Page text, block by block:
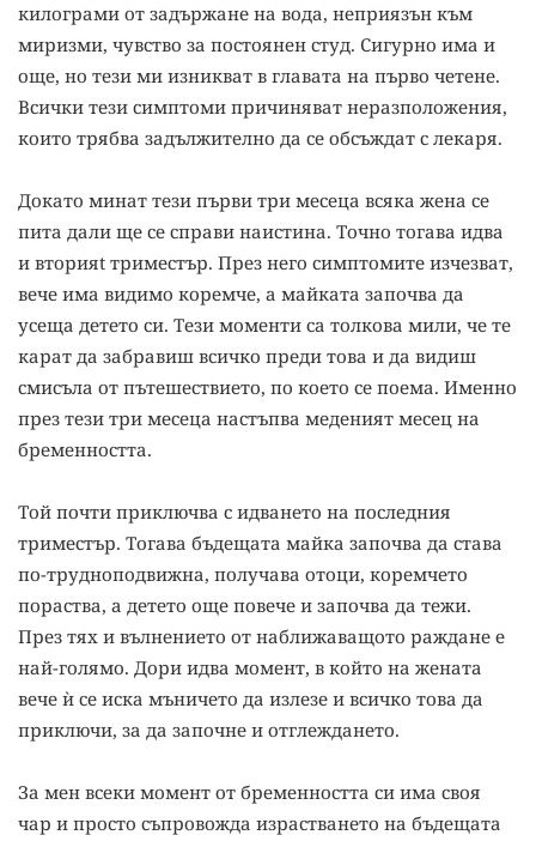
килограми от задържане на вода, неприязън към
миризми, чувство за постоянен студ. Сигурно има и
още, но тези ми изникват в главата на първо четене.
Всички тези симптоми причиняват неразположения,
които трябва задължително да се обсъждат с лекаря.
Докато минат тези първи три месеца всяка жена се
пита дали ще се справи наистина. Точно тогава идва
и вторияt триместър. През него симптомите изчезват,
вече има видимо коремче, а майката започва да
усеща детето си. Tези моменти са толкова мили, че те
карат да забравиш всичко преди това и да видиш
смисъла от пътешествието, по което се поема. Именно
през тези три месеца настъпва меденият месец на
бременността.
Той почти приключва с идването на последния
триместър. Тогава бъдещата майка започва да става
по-трудноподвижна, получава отоци, коремчето
пораства, а детето още повече и започва да тежи.
През тях и вълнението от наближаващото раждане е
най-голямо. Дори идва момент, в който на жената
вече ѝ се иска мъничето да излезе и всичко това да
приключи, за да започне и отглеждането.
За мен всеки момент от бременността си има своя
чар и просто съпровожда израстването на бъдещата